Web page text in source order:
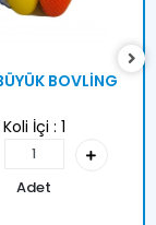
BOVLİNG
Koli İçi : 1
Adet